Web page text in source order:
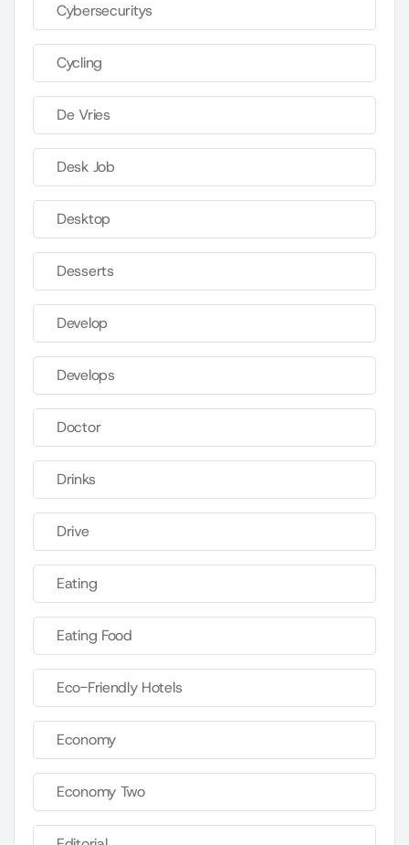
Cybersecuritys
Cycling
De Vries
Desk Job
Desktop
Desserts
Develop
Develops
Doctor
Drinks
Drive
Eating
Eating Food
Eco-Friendly Hotels
Economy
Economy Two